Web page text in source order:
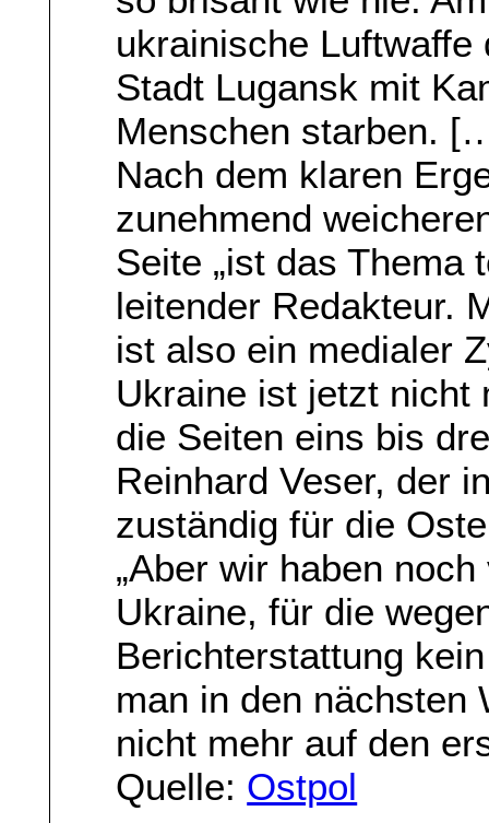
ukrainische
Stadt Lugansk mit
Menschen starben.
Nach dem klaren
zunehmend
Seite „ist das Thema
leitender Redakteur.
ist also ein medialer
Ukraine ist jetzt nicht
die Seiten eins bis
Reinhard Veser, der
zuständig für die
„Aber wir haben
Ukraine, für die
Berichterstattung
man in den nächsten
nicht mehr auf den
Quelle: Ostpol